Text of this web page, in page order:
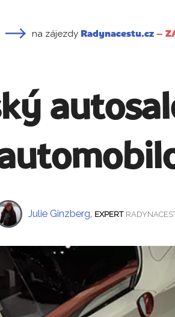
na zájezdy Radynacestu.cz –
Julie Ginzberg, EXPERT